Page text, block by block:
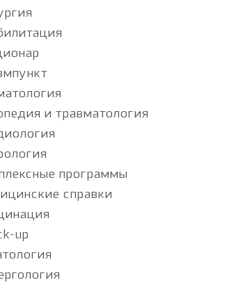
и травматология
программы
справки
up